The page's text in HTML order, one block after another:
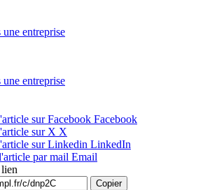
une entreprise
une entreprise
sur Facebook Facebook
sur X X
sur Linkedin LinkedIn
par mail Email
Copier